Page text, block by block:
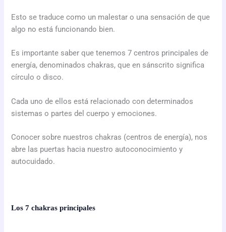
Esto se traduce como un malestar o una sensación de que
algo no está funcionando bien.
Es importante saber que tenemos 7 centros principales de
energía, denominados chakras, que en sánscrito significa
círculo o disco.
Cada uno de ellos está relacionado con determinados
sistemas o partes del cuerpo y emociones.
Conocer sobre nuestros chakras (centros de energía), nos
abre las puertas hacia nuestro autoconocimiento y
autocuidado.
Los 7 chakras principales